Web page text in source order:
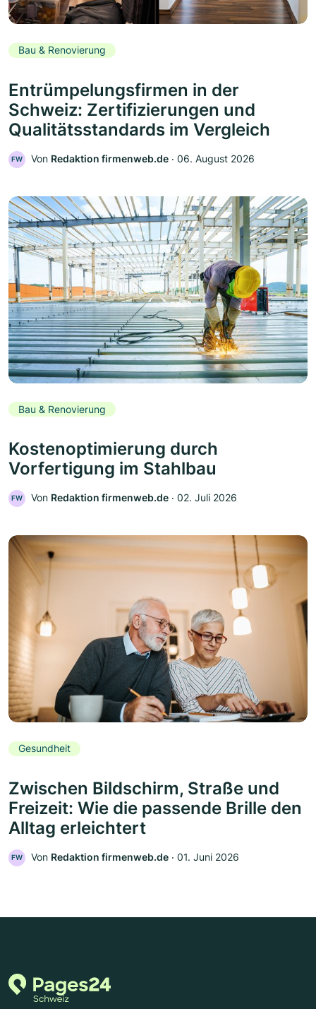
Bau & Renovierung
Entrümpelungsfirmen in der
Schweiz: Zertifizierungen und
Qualitätsstandards im Vergleich
FW Von Redaktion firmenweb.de ‧ 06. August 2026
Bau & Renovierung
Kostenoptimierung durch
Vorfertigung im Stahlbau
FW Von Redaktion firmenweb.de ‧ 02. Juli 2026
Gesundheit
Zwischen Bildschirm, Straße und
Freizeit: Wie die passende Brille den
Alltag erleichtert
FW Von Redaktion firmenweb.de ‧ 01. Juni 2026